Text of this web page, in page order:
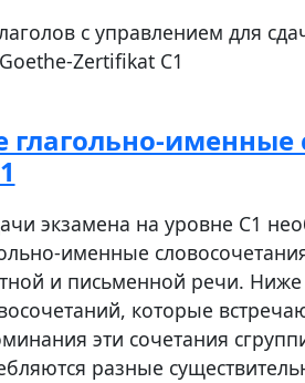
с управлением для
Zertifikat C1
глагольно-именные
экзамена на уровне C1
именные
и письменной речи.
которые
эти сочетания
разные